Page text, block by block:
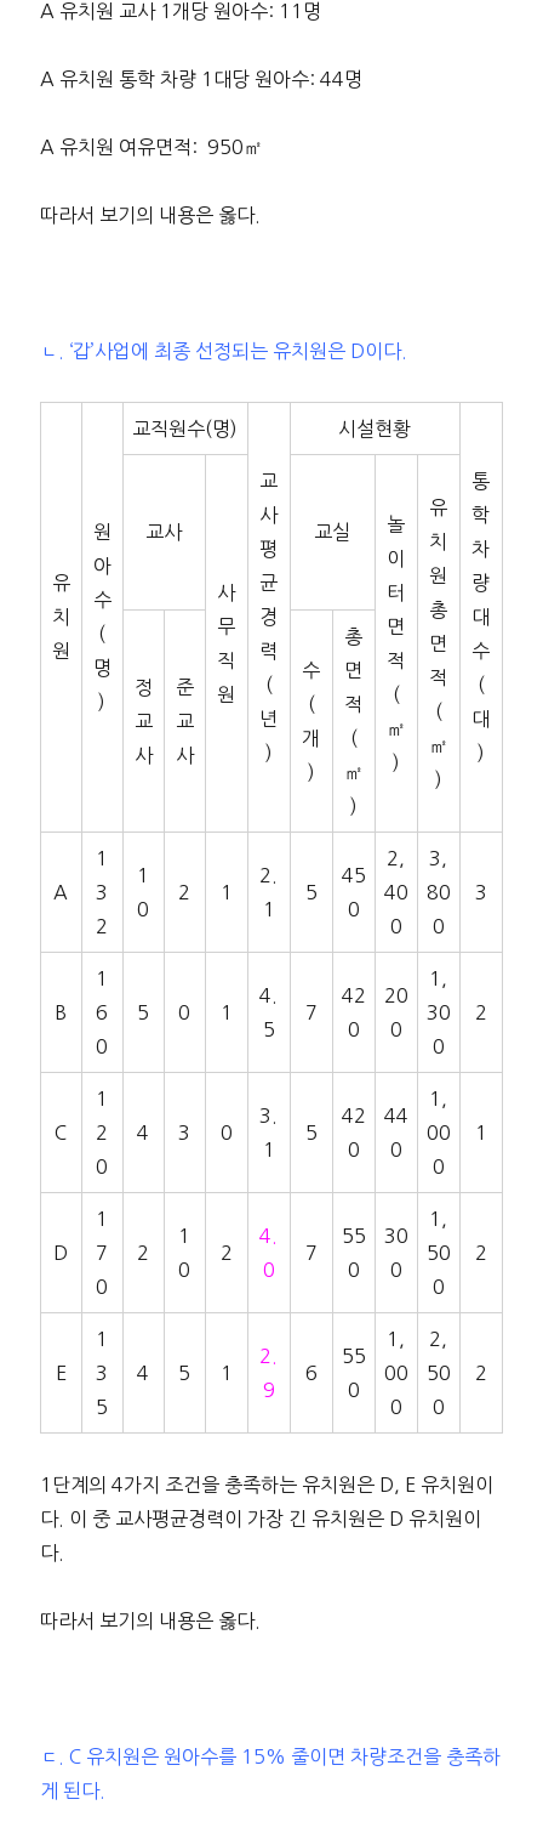
A 유치원 교사 1개당 원아수: 11명
A 유치원 통학 차량 1대당 원아수: 44명
A 유치원 여유면적: 950㎡
따라서 보기의 내용은 옳다.
ㄴ. ‘갑’사업에 최종 선정되는 유치원은 D이다.
유
치
원
원
아
수
(
명
)
교직원수(명)
교
사
평
균
경
력
(
년
)
시설현황
통
학
차
량
대
수
(
대
)
교사
사
무
직
원
교실
놀
이
터
면
적
(
㎡
)
유
치
원
총
면
적
(
㎡
)
정
교
사
준
교
사
수
(
개
)
총
면
적
(
㎡
)
A
1
3
2
1
0
2 1
2.
1
5
45
0
2,
40
0
3,
80
0
3
B
1
6
0
5 0 1
4.
5
7
42
0
20
0
1,
30
0
2
C
1
2
0
4 3 0
3.
1
5
42
0
44
0
1,
00
0
1
D
1
7
0
2
1
0
2
4.
0
7
55
0
30
0
1,
50
0
2
E
1
3
5
4 5 1
2.
9
6
55
0
1,
00
0
2,
50
0
2
1단계의 4가지 조건을 충족하는 유치원은 D, E 유치원이
다. 이 중 교사평균경력이 가장 긴 유치원은 D 유치원이
다.
따라서 보기의 내용은 옳다.
ㄷ. C 유치원은 원아수를 15% 줄이면 차량조건을 충족하
게 된다.